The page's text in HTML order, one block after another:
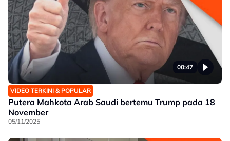
00:47
VIDEO TERKINI & POPULAR
Putera Mahkota Arab Saudi bertemu Trump pada 18
November
05/11/2025